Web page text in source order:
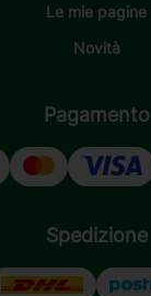
Le mie pagine
Novità
Pagamento
Spedizione